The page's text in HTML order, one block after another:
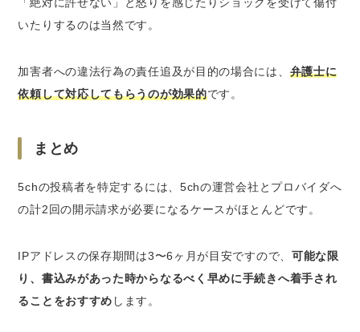
いたりするのは当然です。
加害者への違法行為の責任追及が目的の場合には、 弁護士に
依頼して対応してもらうのが効果的です。
まとめ
5chの投稿者を特定するには、5chの運営会社とプロバイダへ
の計2回の開示請求が必要になるケースがほとんどです。
IPアドレスの保存期間は3〜6ヶ月が目安ですので、 可能な限
り、書込みがあった時からなるべく早めに手続きへ着手され
ることをおすすめ します。